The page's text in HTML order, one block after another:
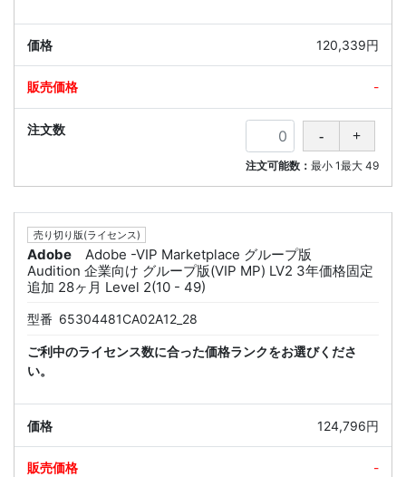
120,339円
-
注文可能数： 最小 1最大 49
売り切り版(ライセンス)
Adobe
Adobe -VIP Marketplace グループ版
Audition 企業向け グループ版(VIP MP) LV2 3年価格固定
追加 28ヶ月 Level 2(10 - 49)
型番 65304481CA02A12_28
ご利中のライセンス数に合った価格ランクをお選びくださ
い。
124,796円
-